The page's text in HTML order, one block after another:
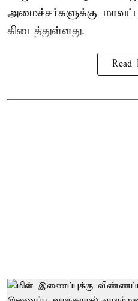
அமைச்சர்களுக்கு
கிடைத்துள்ளது.
Read